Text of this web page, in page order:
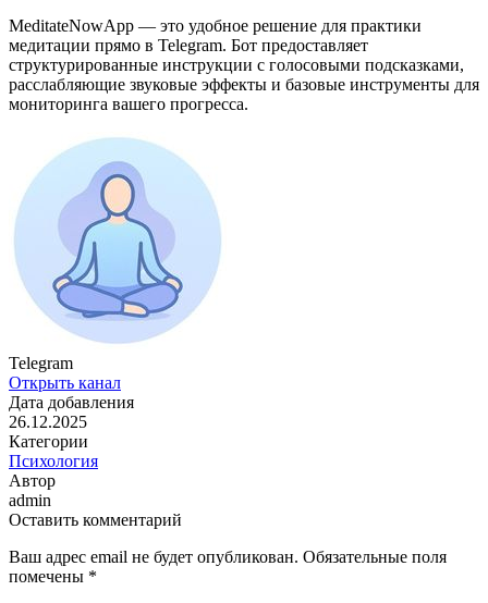
MeditateNowApp — это удобное решение для практики
медитации прямо в Telegram. Бот предоставляет
структурированные инструкции с голосовыми подсказками,
расслабляющие звуковые эффекты и базовые инструменты для
мониторинга вашего прогресса.
Telegram
Открыть канал
Дата добавления
26.12.2025
Категории
Психология
Автор
admin
Оставить комментарий
Ваш адрес email не будет опубликован. Обязательные поля
помечены *